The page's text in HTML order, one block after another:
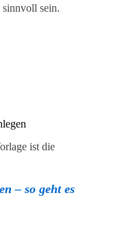
sein.
ist die
– so geht es